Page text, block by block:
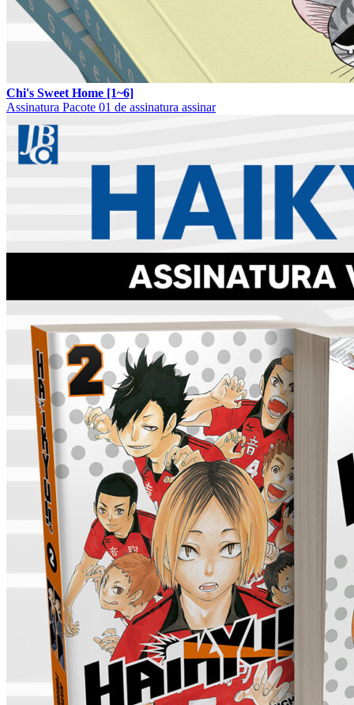
Chi's Sweet Home [1~6]
Assinatura Pacote 01 de assinatura assinar